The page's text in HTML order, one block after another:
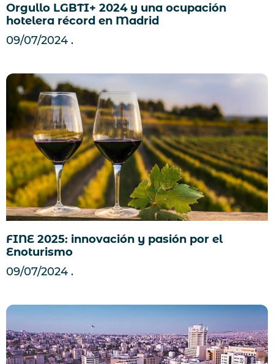
Orgullo LGBTI+ 2024 y una ocupación
hotelera récord en Madrid
09/07/2024
FINE 2025: innovación y pasión por el
Enoturismo
09/07/2024